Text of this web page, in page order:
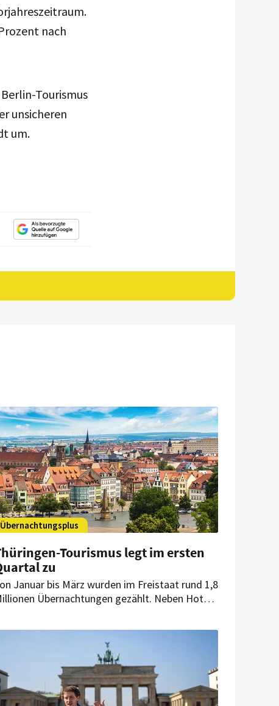
nach
Tourismus
unsicheren
um.
Übernachtungsplus
Tourismus legt im ersten
zu
Januar bis März wurden im Freistaat rund 1,8
Übernachtungen gezählt. Neben Hotels
Erholungs- und Ferienheime gefragt.